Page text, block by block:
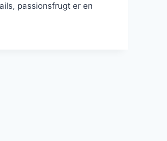
passionsfrugt er en